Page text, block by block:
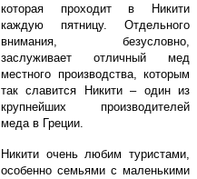
которая проходит в Никити
каждую пятницу. Отдельного
внимания, безусловно,
заслуживает отличный мед
местного производства, которым
так славится Никити – один из
крупнейших производителей
меда в Греции.
Никити очень любим туристами,
особенно семьями с маленькими